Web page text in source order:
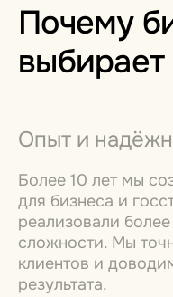
Почему
выбирает
Опыт и
Более 10 лет мы
для бизнеса и
реализовали
сложности. Мы
клиентов и
результата.